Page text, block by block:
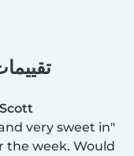
Scott من أكادير
very sweet in
the week. Would